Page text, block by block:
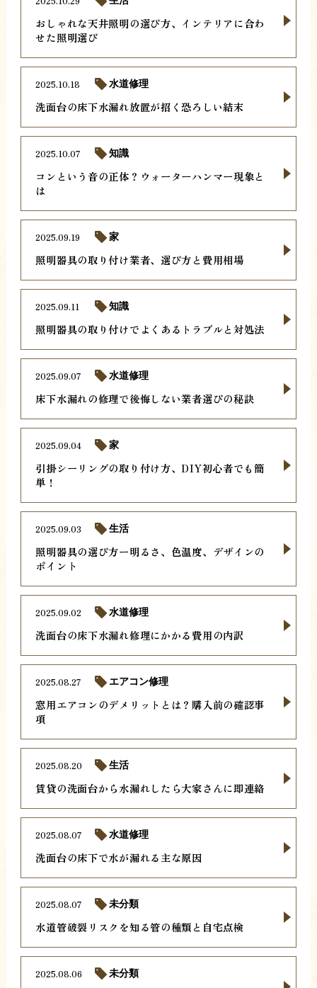
おしゃれな天井照明の選び方、インテリアに合わ
せた照明選び
洗面台の床下水漏れ放置が招く恐ろしい結末
2025.10.18 水道修理
コンという音の正体？ウォーターハンマー現象と
は
2025.10.07 知識
照明器具の取り付け業者、選び方と費用相場
2025.09.19 家
照明器具の取り付けでよくあるトラブルと対処法
2025.09.11 知識
床下水漏れの修理で後悔しない業者選びの秘訣
2025.09.07 水道修理
引掛シーリングの取り付け方、DIY初心者でも簡
単！
2025.09.04 家
照明器具の選び方ー明るさ、色温度、デザインの
ポイント
2025.09.03 生活
洗面台の床下水漏れ修理にかかる費用の内訳
2025.09.02 水道修理
窓用エアコンのデメリットとは？購入前の確認事
項
2025.08.27 エアコン修理
賃貸の洗面台から水漏れしたら大家さんに即連絡
2025.08.20 生活
洗面台の床下で水が漏れる主な原因
2025.08.07 水道修理
水道管破裂リスクを知る管の種類と自宅点検
2025.08.07 未分類
2025.08.06 未分類